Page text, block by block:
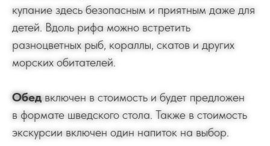
купание здесь безопасным и приятным даже для
детей. Вдоль рифа можно встретить
разноцветных рыб, кораллы, скатов и других
морских обитателей.
Обедвключен в стоимость и будет предложен
в формате шведского стола. Также в стоимость
экскурсии включен один напиток на выбор.